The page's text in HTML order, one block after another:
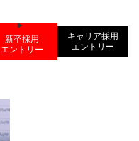
新卒採用
エントリー
キャリア採用
エントリー